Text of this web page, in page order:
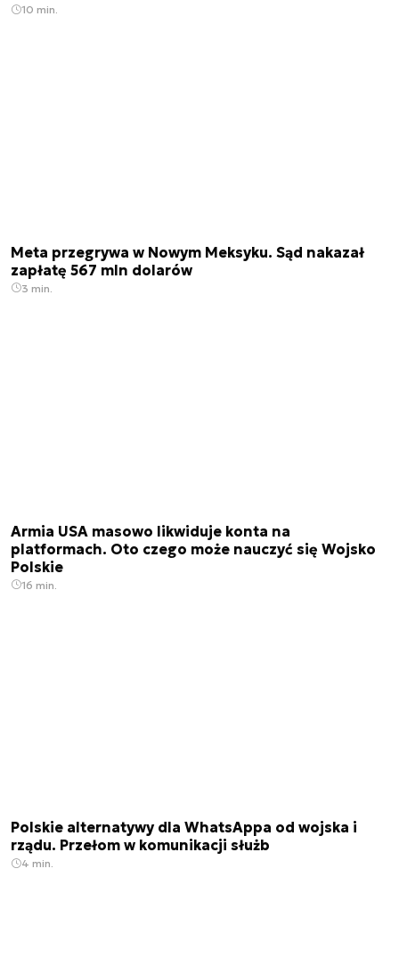
10 min.
Meta przegrywa w Nowym Meksyku. Sąd nakazał
zapłatę 567 mln dolarów
3 min.
Armia USA masowo likwiduje konta na
platformach. Oto czego może nauczyć się Wojsko
Polskie
16 min.
Polskie alternatywy dla WhatsAppa od wojska i
rządu. Przełom w komunikacji służb
4 min.